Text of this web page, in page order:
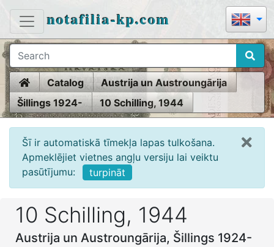
notafilia-kp.com
HomeCatalog
Austrija un Austroungārija
Šillings 1924-
10 Schilling, 1944
Šī ir automatiskā tīmekļa lapas tulkošana.
Apmeklējiet vietnes angļu versiju lai veiktu
pasūtījumu:
turpināt
10 Schilling, 1944
Austrija un Austroungārija, Šillings 1924-